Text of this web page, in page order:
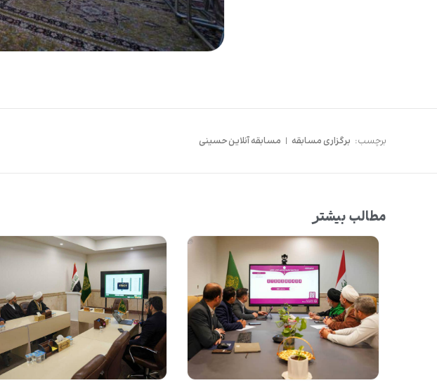
برچسب: برگزاری مسابقه | مسابقه آنلاین حسینی
مطالب بیشتر